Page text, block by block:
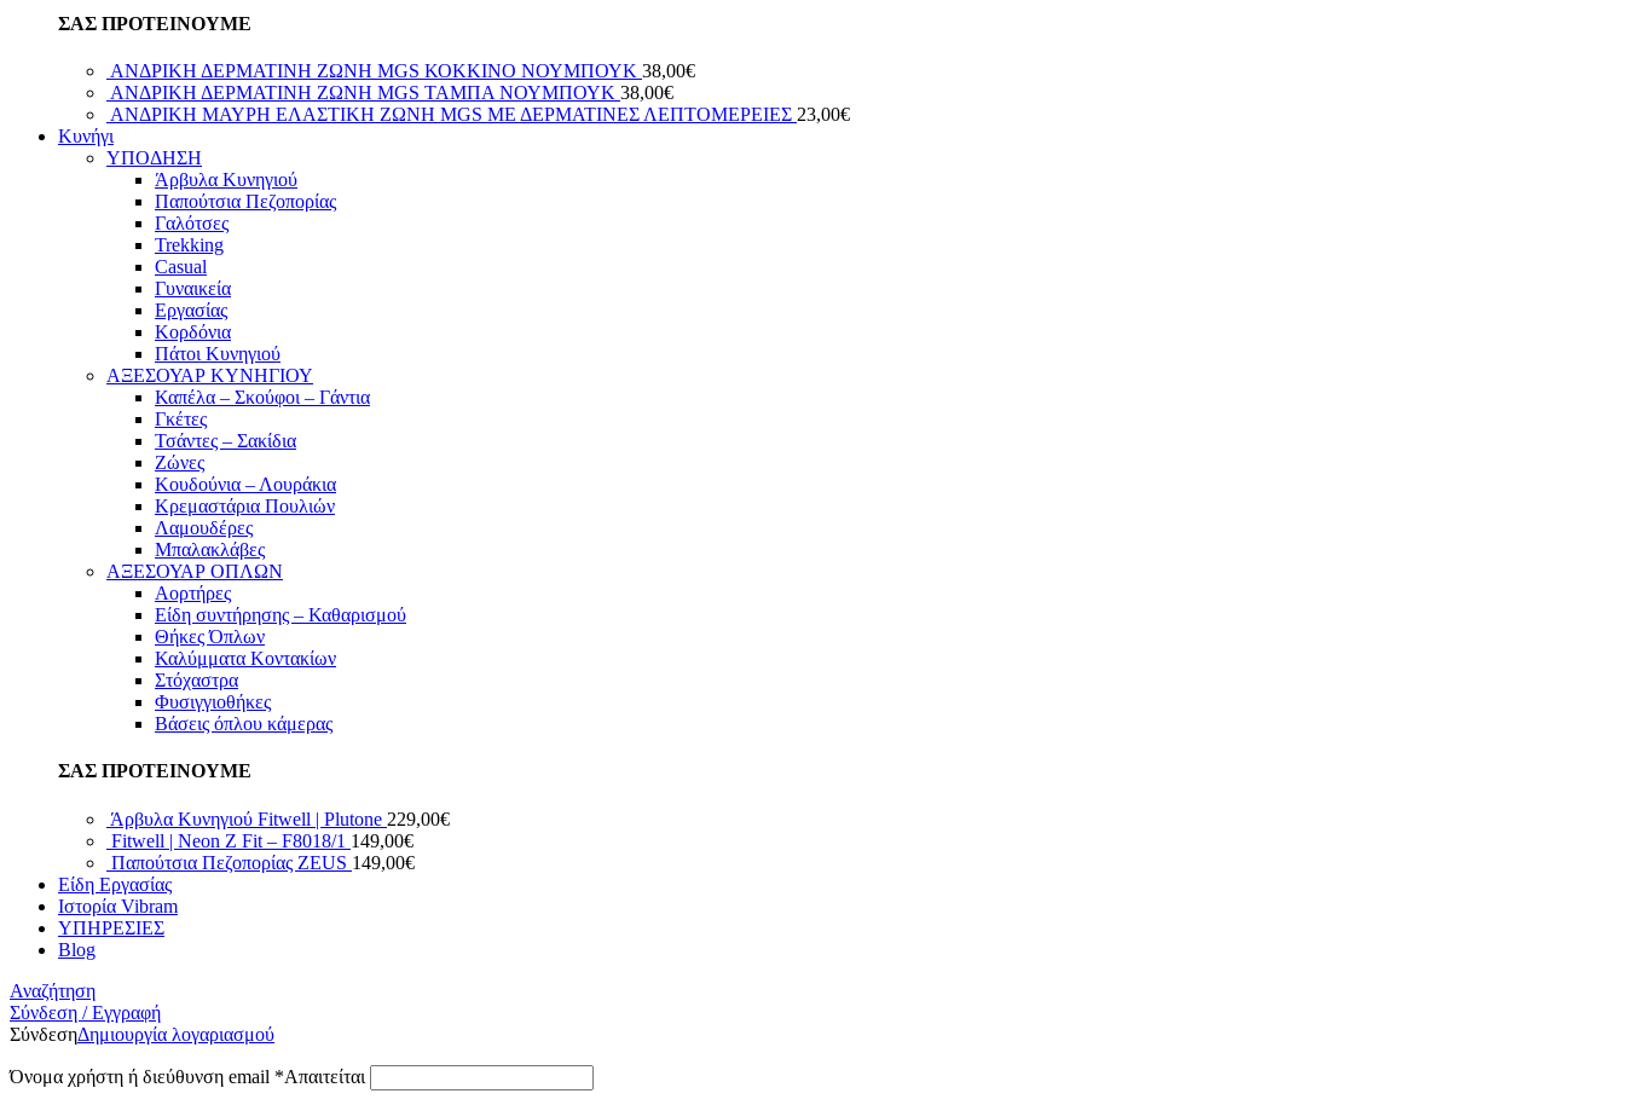
ΣΑΣ ΠΡΟΤΕΙΝΟΥΜΕ
ΑΝΔΡΙΚΗ ΔΕΡΜΑΤΙΝΗ ΖΩΝΗ MGS ΚΟΚΚΙΝΟ ΝΟΥΜΠΟΥΚ 38,00€
ΑΝΔΡΙΚΗ ΔΕΡΜΑΤΙΝΗ ΖΩΝΗ MGS ΤΑΜΠΑ ΝΟΥΜΠΟΥΚ 38,00€
ΑΝΔΡΙΚΗ ΜΑΥΡΗ ΕΛΑΣΤΙΚΗ ΖΩΝΗ MGS ΜΕ ΔΕΡΜΑΤΙΝΕΣ ΛΕΠΤΟΜΕΡΕΙΕΣ 23,00€
Κυνήγι
ΥΠΟΔΗΣΗ
Άρβυλα Κυνηγιού
Παπούτσια Πεζοπορίας
Γαλότσες
Trekking
Casual
Γυναικεία
Εργασίας
Κορδόνια
Πάτοι Κυνηγιού
ΑΞΕΣΟΥΑΡ ΚΥΝΗΓΙΟΥ
Καπέλα – Σκούφοι – Γάντια
Γκέτες
Τσάντες – Σακίδια
Ζώνες
Κουδούνια – Λουράκια
Κρεμαστάρια Πουλιών
Λαμουδέρες
Μπαλακλάβες
ΑΞΕΣΟΥΑΡ ΟΠΛΩΝ
Αορτήρες
Είδη συντήρησης – Καθαρισμού
Θήκες Όπλων
Καλύμματα Κοντακίων
Στόχαστρα
Φυσιγγιοθήκες
Βάσεις όπλου κάμερας
ΣΑΣ ΠΡΟΤΕΙΝΟΥΜΕ
Άρβυλα Κυνηγιού Fitwell | Plutone 229,00€
Fitwell | Neon Z Fit – F8018/1 149,00€
Παπούτσια Πεζοπορίας ZEUS 149,00€
Είδη Εργασίας
Ιστορία Vibram
ΥΠΗΡΕΣΙΕΣ
Blog
Αναζήτηση
Σύνδεση / Εγγραφή
ΣύνδεσηΔημιουργία λογαριασμού
Όνομα χρήστη ή διεύθυνση email *Απαιτείται